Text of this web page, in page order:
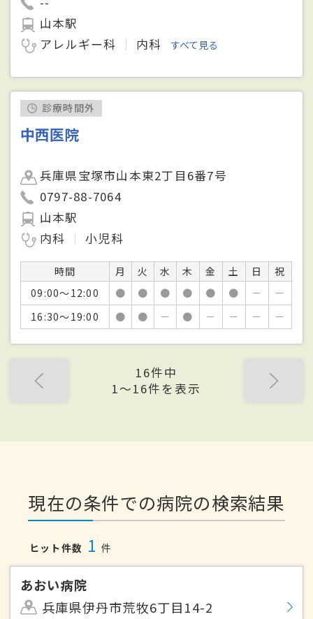
山本駅
アレルギー科
内科 すべて見る
診療時間外
中西医院
兵庫県宝塚市山本東2丁目6番7号
0797-88-7064
山本駅
内科
小児科
時間 月 火 水 木 金 土 日
祝
09:00～12:00
● ● ● ● ● ● －
－
16:30～19:00
● ● － ● － － － －
16件中
1〜16件を表示
現在の条件での病院の検索結果
ヒット件数 1 件
あおい病院
兵庫県伊丹市荒牧6丁目14-2